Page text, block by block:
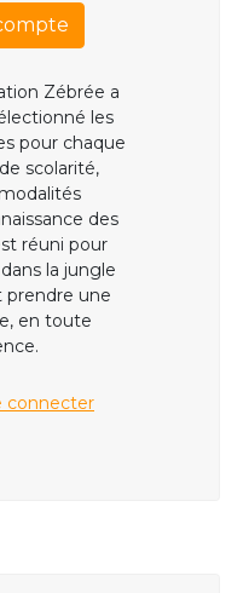
Zébrée a
les
pour chaque
scolarité,
des
réuni pour
la jungle
prendre une
en toute
connecter